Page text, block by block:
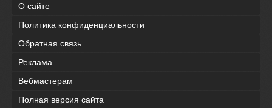
О сайте
Политика конфиденциальности
Обратная связь
Реклама
Вебмастерам
Полная версия сайта